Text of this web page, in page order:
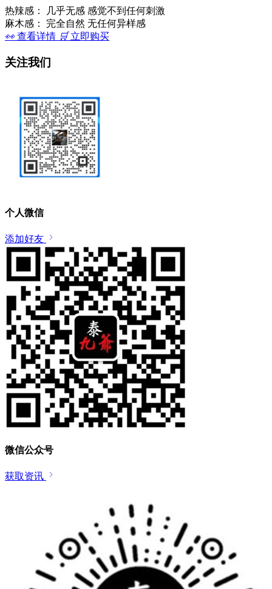
热辣感：
几乎无感 感觉不到任何刺激
麻木感：
完全自然 无任何异样感
👀查看详情 🛒 立即购买
关注我们
个人微信
添加好友
微信公众号
获取资讯